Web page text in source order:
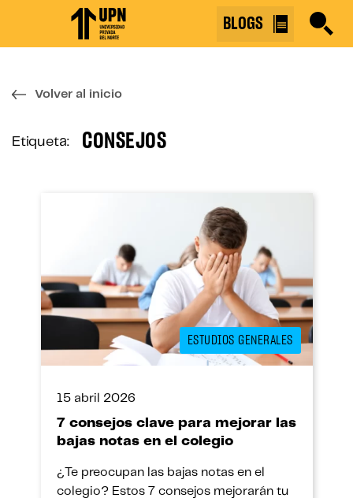
↷
BLOGS
Volver al inicio
Etiqueta: CONSEJOS
ESTUDIOS GENERALES
15 abril 2026
7 consejos clave para mejorar las
bajas notas en el colegio
¿Te preocupan las bajas notas en el
colegio? Estos 7 consejos mejorarán tu